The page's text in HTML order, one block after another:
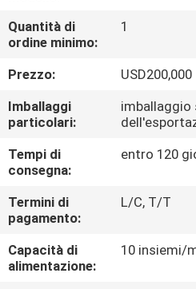
DI
NOI
VISITA
ALLA
FABBRICA
CONTROLLO
QUALITÀ
Quantità di
ordine minimo:
1
Prezzo:
USD200,000
Imballaggi
particolari:
imballaggio
Tempi di
consegna:
entro 120
Termini di
pagamento:
L/C, T/T
Capacità di
alimentazione:
10 insiemi/